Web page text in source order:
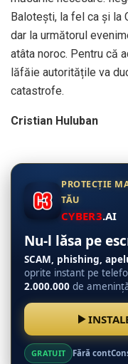
Balotești, la fel ca și la
dar la următorul
atâta noroc. Pentru că
lăfăie autoritățile va
catastrofe.
Cristian Huluban
PROTECȚIE
TĂU
CYBER3.AI
Nu-l lăsa pe
SCAM, phishing,
oprite instant pe
2.000.000 de
GRATUIT Fără cont